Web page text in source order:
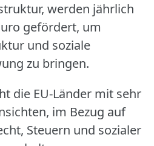
werden jährlich
gefördert, um
und soziale
zu bringen.
die EU-Länder mit sehr
im Bezug auf
Steuern und sozialer